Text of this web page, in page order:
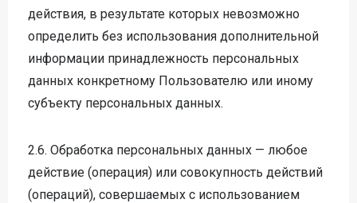
действия, в результате которых невозможно
определить без использования дополнительной
информации принадлежность персональных
данных конкретному Пользователю или иному
субъекту персональных данных.
2.6. Обработка персональных данных — любое
действие (операция) или совокупность действий
(операций), совершаемых с использованием